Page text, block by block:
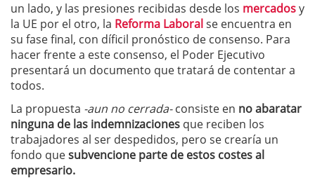
un lado, y las presiones recibidas desde los mercadosy
la UE por el otro, la Reforma Laboralse encuentra en
su fase final, con díficil pronóstico de consenso. Para
hacer frente a este consenso, el Poder Ejecutivo
presentará un documento que tratará de contentar a
todos.
La propuesta -aun no cerrada-consiste en no abaratar
ninguna de las indemnizaciones que reciben los
trabajadores al ser despedidos, pero se crearía un
fondo quesubvencione parte de estos costes al
empresario.